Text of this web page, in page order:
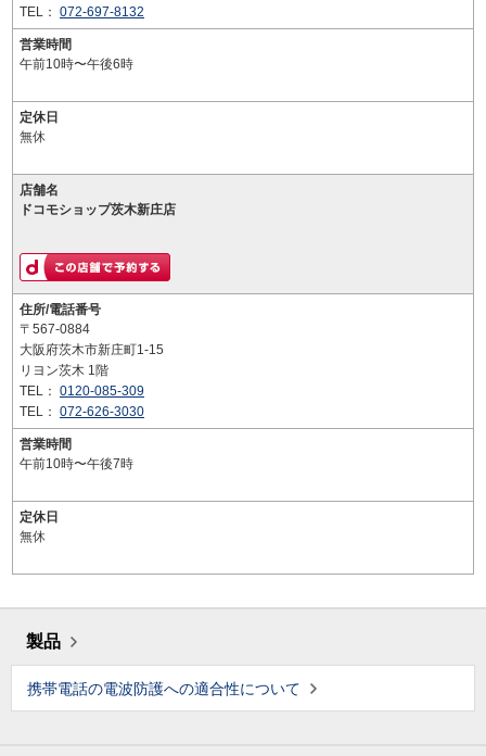
TEL： 072-697-8132
営業時間
午前10時〜午後6時
定休日
無休
店舗名
ドコモショップ茨木新庄店
住所/電話番号
〒567-0884
大阪府茨木市新庄町1-15
リヨン茨木 1階
TEL： 0120-085-309
TEL： 072-626-3030
営業時間
午前10時〜午後7時
定休日
無休
製品
携帯電話の電波防護への適合性について